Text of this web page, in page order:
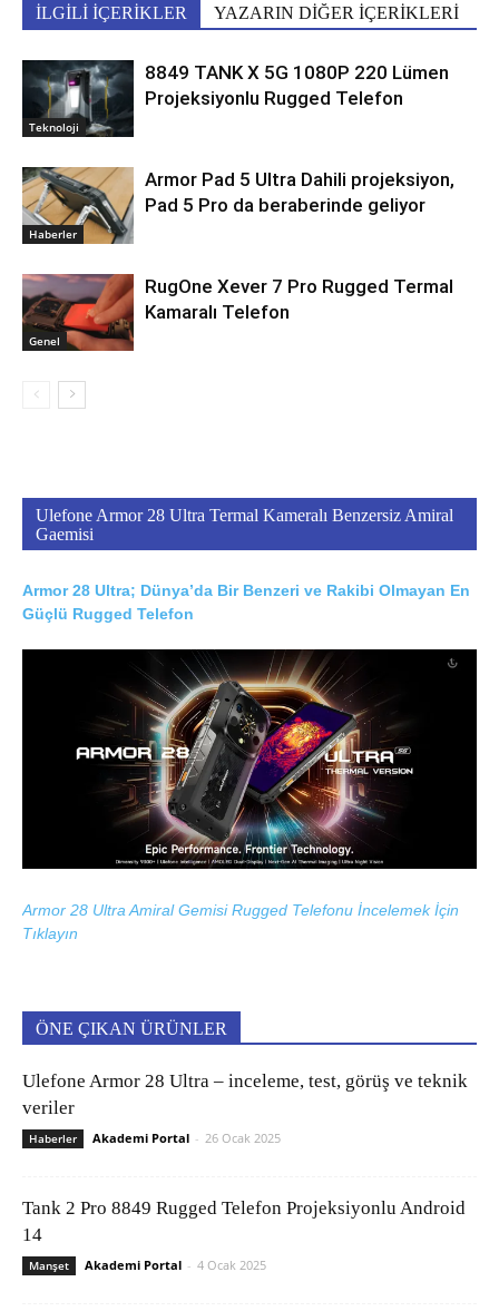
İLGİLİ İÇERİKLER YAZARIN DİĞER İÇERİKLERİ
Teknoloji
8849 TANK X 5G 1080P 220 Lümen
Projeksiyonlu Rugged Telefon
Haberler
Armor Pad 5 Ultra Dahili projeksiyon,
Pad 5 Pro da beraberinde geliyor
Genel
RugOne Xever 7 Pro Rugged Termal
Kamaralı Telefon
Ulefone Armor 28 Ultra Termal Kameralı Benzersiz Amiral
Gaemisi
Armor 28 Ultra; Dünya’da Bir Benzeri ve Rakibi Olmayan En
Güçlü Rugged Telefon
Armor 28 Ultra Amiral Gemisi Rugged Telefonu İncelemek İçin
Tıklayın
ÖNE ÇIKAN ÜRÜNLER
Ulefone Armor 28 Ultra – inceleme, test, görüş ve teknik
veriler
Haberler Akademi Portal - 26 Ocak 2025
Tank 2 Pro 8849 Rugged Telefon Projeksiyonlu Android
14
Manşet Akademi Portal - 4 Ocak 2025